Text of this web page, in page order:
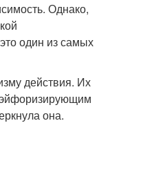
Однако,
один из самых
действия. Их
эйфоризирующим
она.